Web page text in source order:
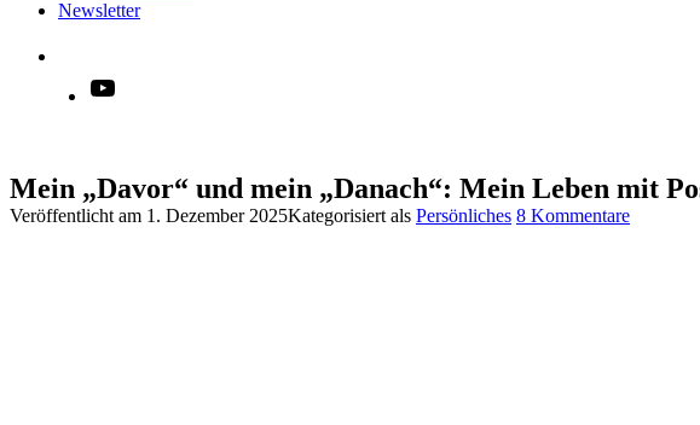
Newsletter
Mein „Davor“ und mein „Danach“: Mein Leben mit
Veröffentlicht am 1. Dezember 2025Kategorisiert als Persönliches 8 Kommentarezu